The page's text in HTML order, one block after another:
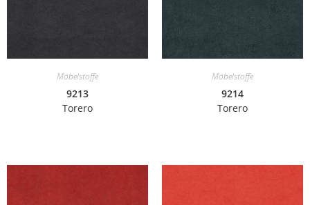
Möbelstoffe
9213
Torero
Möbelstoffe
9214
Torero